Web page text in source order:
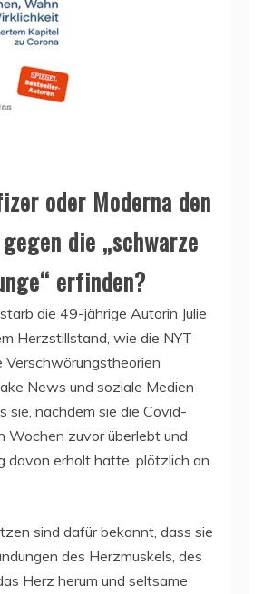
oder Moderna den
die „schwarze
erfinden?
die 49-jährige Autorin Julie
Herzstillstand, wie die NYT
Verschwörungstheorien
News und soziale Medien
sie, nachdem sie die Covid-
Wochen zuvor überlebt und
davon erholt hatte, plötzlich an
sind dafür bekannt, dass sie
des Herzmuskels, des
Herz herum und seltsame